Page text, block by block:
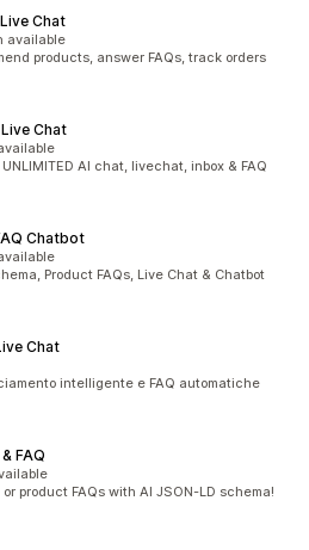
Chat
available
products, answer FAQs, track orders
Chat
AI chat, livechat, inbox & FAQ
Chatbot
Product FAQs, Live Chat & Chatbot
Chat
intelligente e FAQ automatiche
FAQ
product FAQs with AI JSON-LD schema!